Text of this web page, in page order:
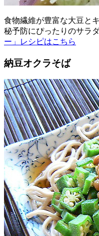
食物繊維が豊富な大豆と
秘予防にぴったりのサラ
ー」レシピはこちら
納豆オクラそば